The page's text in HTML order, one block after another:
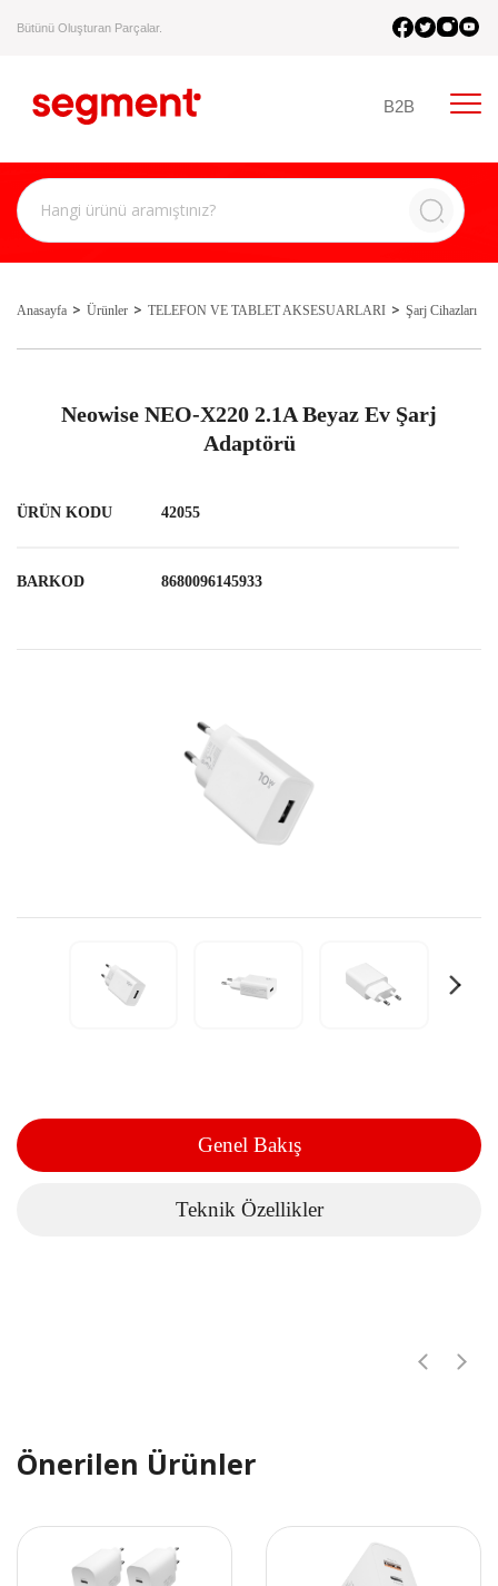
Bütünü Oluşturan Parçalar.
B2B
Anasayfa Ürünler TELEFON VE TABLET AKSESUARLARI Şarj Cihazları
Neowise NEO-X220 2.1A Beyaz Ev Şarj
Adaptörü
ÜRÜN KODU 42055
BARKOD 8680096145933
Genel Bakış
Teknik Özellikler
Önerilen Ürünler